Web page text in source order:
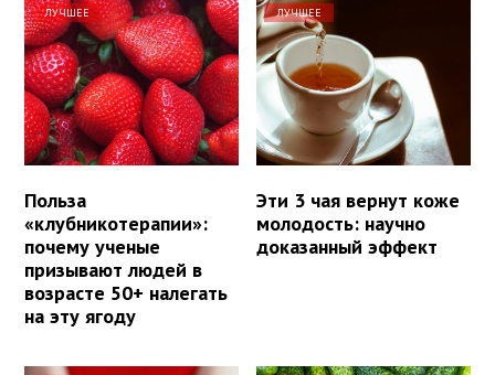
ЛУЧШЕЕ
Польза
«клубникотерапии»:
почему ученые
призывают людей в
возрасте 50+ налегать
на эту ягоду
ЛУЧШЕЕ
Эти 3 чая вернут коже
молодость: научно
доказанный эффект